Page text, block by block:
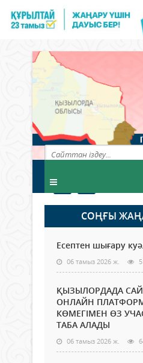
СОҢҒЫ
Есептен шығару
06 тамыз 2026 ж.
ҚЫЗЫЛОРДАДА
ОНЛАЙН
КӨМЕГІМЕН ӨЗ
ТАБА АЛАДЫ
06 тамыз 2026 ж.